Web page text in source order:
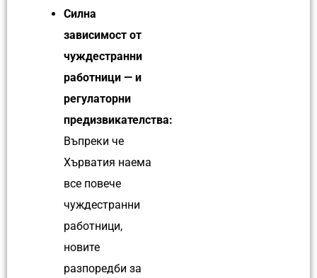
Силна
зависимост от
чуждестранни
работници — и
регулаторни
предизвикателства:
Въпреки че
Хърватия наема
все повече
чуждестранни
работници,
новите
разпоредби за